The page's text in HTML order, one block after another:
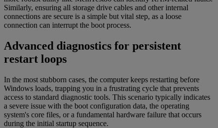
Similarly, ensuring all storage drive cables and other internal
connections are secure is a simple but vital step, as a loose
connection can interrupt the boot process.
Advanced diagnostics for persistent
restart loops
In the most stubborn cases, the computer keeps restarting before
Windows loads, trapping you in a frustrating cycle that prevents
access to standard diagnostic tools. This scenario typically indicates
a severe issue with the boot configuration data, the operating
system's core files, or a fundamental hardware failure that occurs
during the initial startup sequence.